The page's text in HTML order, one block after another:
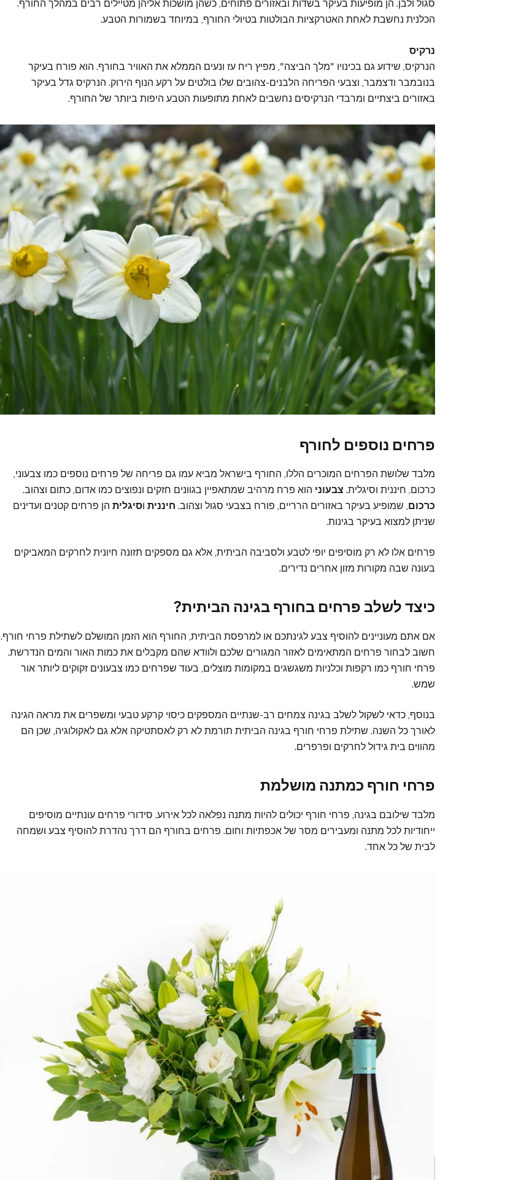
סגול ולבן. הן מופיעות בעיקר בשדות ובאזורים פתוחים, כשהן מושכות אליהן מטיילים רבים במהלך החורף.
הכלנית נחשבת לאחת האטרקציות הבולטות בטיולי החורף, במיוחד בשמורות הטבע.
נרקיס
הנרקיס, שידוע גם בכינויו "מלך הביצה", מפיץ ריח עז ונעים הממלא את האוויר בחורף. הוא פורח בעיקר
בנובמבר ודצמבר, וצבעי הפריחה הלבנים-צהובים שלו בולטים על רקע הנוף הירוק. הנרקיס גדל בעיקר
באזורים ביצתיים ומרבדי הנרקיסים נחשבים לאחת מתופעות הטבע היפות ביותר של החורף.
פרחים נוספים לחורף
מלבד שלושת הפרחים המוכרים הללו, החורף בישראל מביא עמו גם פריחה של פרחים נוספים כמו צבעוני,
כרכום, חיננית וסיגלית. צבעוני הוא פרח מרהיב שמתאפיין בגוונים חזקים ונפוצים כמו אדום, כתום וצהוב.
כרכום, שמופיע בעיקר באזורים הרריים, פורח בצבעי סגול וצהוב. חיננית וסיגלית הן פרחים קטנים ועדינים
שניתן למצוא בעיקר בגינות.
פרחים אלו לא רק מוסיפים יופי לטבע ולסביבה הביתית, אלא גם מספקים תזונה חיונית לחרקים המאביקים
בעונה שבה מקורות מזון אחרים נדירים.
כיצד לשלב פרחים בחורף בגינה הביתית?
אם אתם מעוניינים להוסיף צבע לגינתכם או למרפסת הביתית, החורף הוא הזמן המושלם לשתילת פרחי חורף.
חשוב לבחור פרחים המתאימים לאזור המגורים שלכם ולוודא שהם מקבלים את כמות האור והמים הנדרשת.
פרחי חורף כמו רקפות וכלניות משגשגים במקומות מוצלים, בעוד שפרחים כמו צבעונים זקוקים ליותר אור
שמש.
בנוסף, כדאי לשקול לשלב בגינה צמחים רב-שנתיים המספקים כיסוי קרקע טבעי ומשפרים את מראה הגינה
לאורך כל השנה. שתילת פרחי חורף בגינה הביתית תורמת לא רק לאסתטיקה אלא גם לאקולוגיה, שכן הם
מהווים בית גידול לחרקים ופרפרים.
פרחי חורף כמתנה מושלמת
מלבד שילובם בגינה, פרחי חורף יכולים להיות מתנה נפלאה לכל אירוע. סידורי פרחים עונתיים מוסיפים
ייחודיות לכל מתנה ומעבירים מסר של אכפתיות וחום. פרחים בחורף הם דרך נהדרת להוסיף צבע ושמחה
לבית של כל אחד.